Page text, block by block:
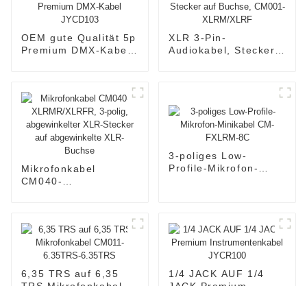
OEM gute Qualität 5p
Premium DMX-Kabel
XLR 3-Pin-
Audiokabel, Stecker
Mikrofonkabel
CM040-
abgewinkelte XLR-
Buchse
3-poliges Low-
Profile-Mikrofon-
6,35 TRS auf 6,35
1/4 JACK AUF 1/4